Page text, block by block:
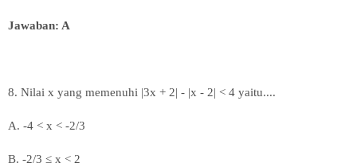
Jawaban: A
8. Nilai x yang memenuhi |3x + 2| - |x - 2| < 4 yaitu....
A. -4 < x < -2/3
B. -2/3 ≤ x < 2